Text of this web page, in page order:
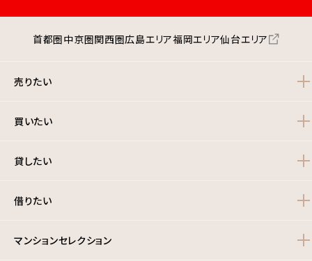
首都圏中京圏関西圏広島エリア福岡エリア仙台エリア
売りたい
買いたい
貸したい
借りたい
マンションセレクション